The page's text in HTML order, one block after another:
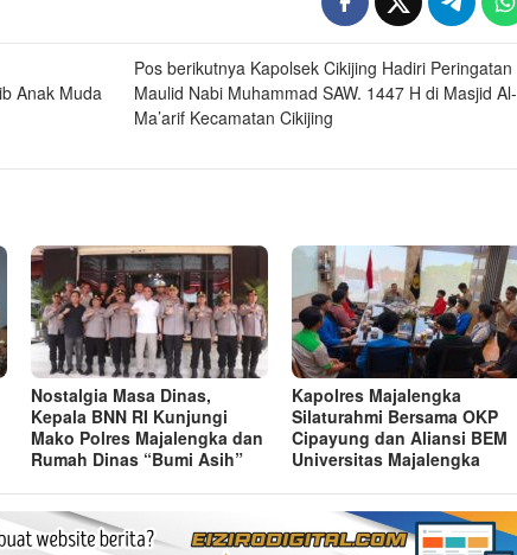
Anak Muda
Pos berikutnya Kapolsek Cikijing Hadiri Peringatan
Maulid Nabi Muhammad SAW. 1447 H di Masjid Al-
Ma’arif Kecamatan Cikijing
Nostalgia Masa Dinas,
Kepala BNN RI Kunjungi
Mako Polres Majalengka dan
Rumah Dinas “Bumi Asih”
Kapolres Majalengka
Silaturahmi Bersama OKP
Cipayung dan Aliansi BEM
Universitas Majalengka